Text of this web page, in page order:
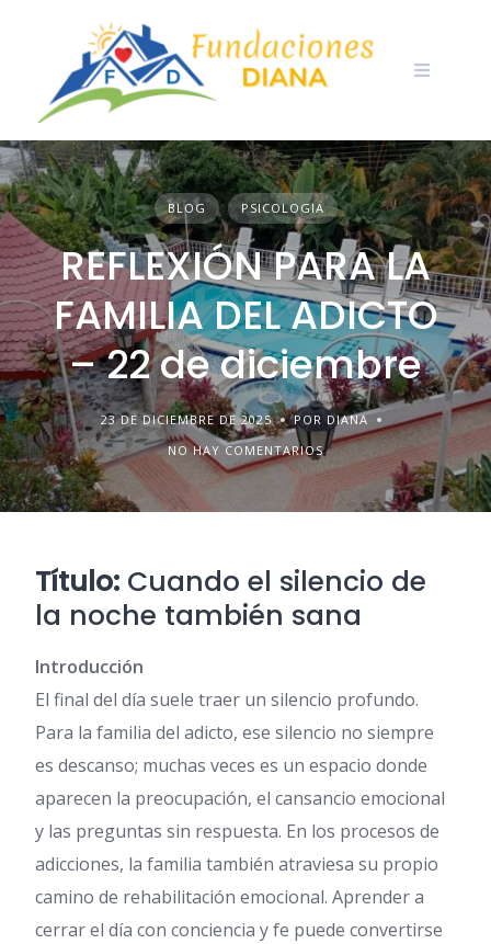
BLOG PSICOLOGIA
REFLEXIÓN PARA LA
FAMILIA DEL ADICTO
– 22 de diciembre
23 DE DICIEMBRE DE 2025
POR DIANA
NO HAY COMENTARIOS
Título: Cuando el silencio de
la noche también sana
Introducción
El final del día suele traer un silencio profundo.
Para la familia del adicto, ese silencio no siempre
es descanso; muchas veces es un espacio donde
aparecen la preocupación, el cansancio emocional
y las preguntas sin respuesta. En los procesos de
adicciones, la familia también atraviesa su propio
camino de rehabilitación emocional. Aprender a
cerrar el día con conciencia y fe puede convertirse